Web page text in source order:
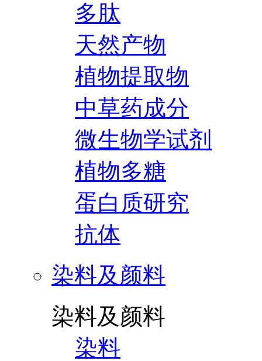
多肽
天然产物
植物提取物
中草药成分
微生物学试剂
植物多糖
蛋白质研究
抗体
染料及颜料
染料及颜料
染料